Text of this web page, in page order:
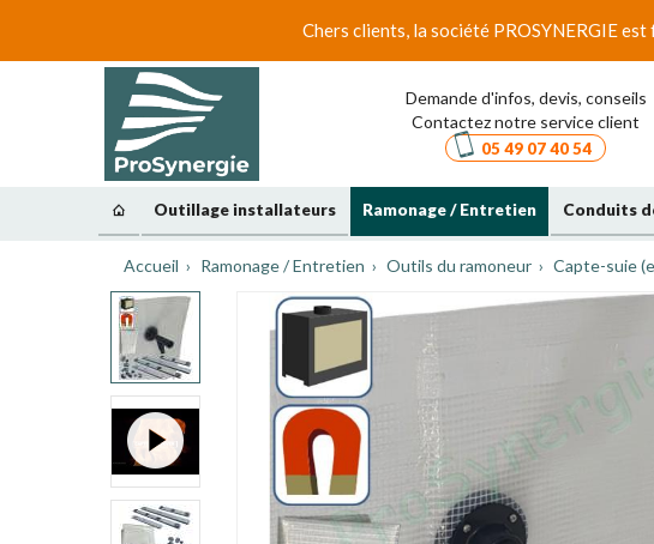
Chers clients, la société PROSYNERGIE
Demande d'infos, devis, conseils
Contactez notre service client
05 49 07 40 54
Outillage installateurs Ramonage / Entretien Conduits
Accueil Ramonage / Entretien Outils du ramoneur Capte-suie